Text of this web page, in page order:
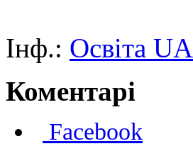
Інф.: Освіта UA
Коментарі
Facebook